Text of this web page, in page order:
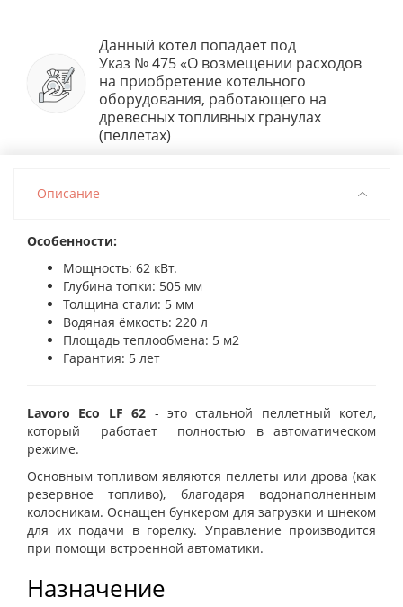
Данный котел попадает под
Указ № 475 «О возмещении расходов
на приобретение котельного
оборудования, работающего на
древесных топливных гранулах
(пеллетах)
Описание
Особенности:
Мощность: 62 кВт.
Глубина топки: 505 мм
Толщина стали: 5 мм
Водяная ёмкость: 220 л
Площадь теплообмена: 5 м2
Гарантия: 5 лет
Lavoro Eco LF 62 - это стальной пеллетный котел,
который работает полностью в автоматическом
режиме.
Основным топливом являются пеллеты или дрова (как
резервное топливо), благодаря водонаполненным
колосникам. Оснащен бункером для загрузки и шнеком
для их подачи в горелку. Управление производится
при помощи встроенной автоматики.
Назначение